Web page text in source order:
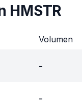
HMSTR
Volumen
-
-